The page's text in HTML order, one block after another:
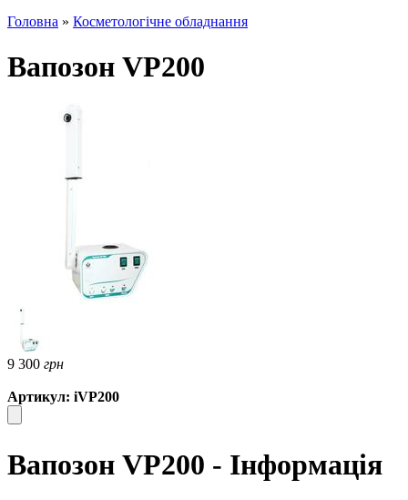
Головна » Косметологічне обладнання
Вапозон VP200
9 300 грн
Артикул: iVP200
Вапозон VP200 - Інформація